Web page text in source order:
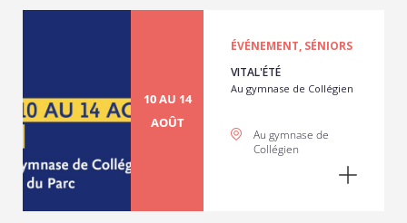
10 AU 14
AOÛT
ÉVÉNEMENT, SÉNIORS
VITAL'ÉTÉ
Au gymnase de Collégien
Au gymnase de
Collégien